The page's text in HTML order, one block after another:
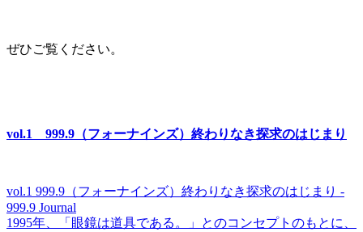
ぜひご覧ください。
vol.1 999.9 （フォーナインズ）終わりなき探求のはじまり
vol.1 999.9（フォーナインズ）終わりなき探求のはじまり -
999.9 Journal
1995年、「眼鏡は道具である。」とのコンセプトのもとに、